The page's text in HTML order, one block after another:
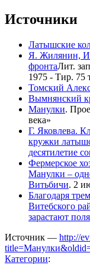
Источники
Латышские
Я. Жилянин,
фронтаЛит.
1975 - Тир. 75
Томский
Вымнянский
Манулки.
века»
Г. Яковлева.
кружки
десятилетие
Фермерское
Манулки –
Витьбичи. 2
Благодаря
Витебского
зарастают поля
Источник — http://
Категории: